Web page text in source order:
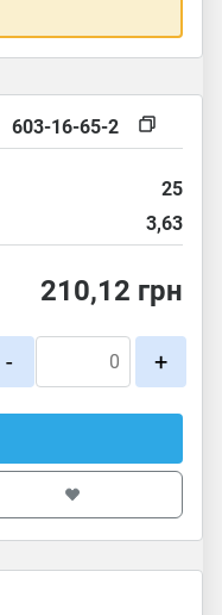
603-16-65-2
25
3,63
210,12 грн
- +